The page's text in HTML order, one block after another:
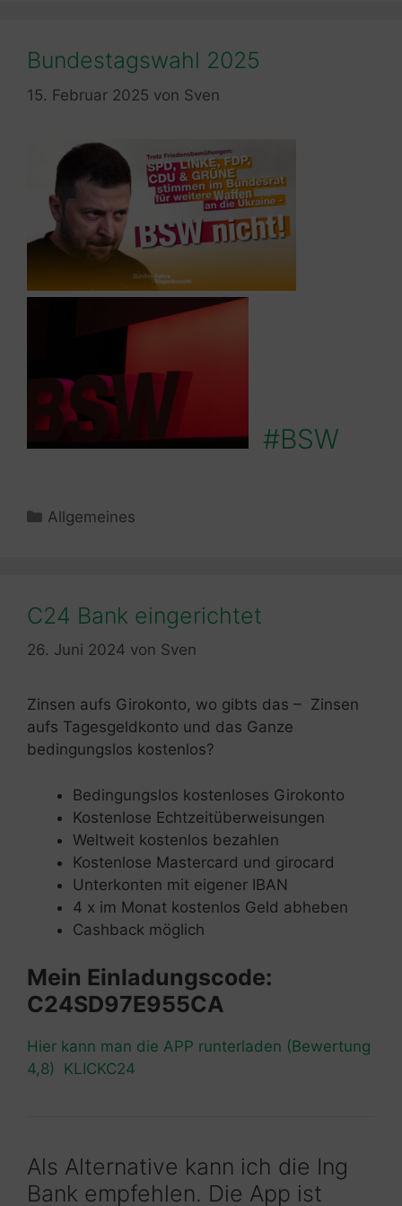
Bundestagswahl 2025
15. Februar 2025 von Sven
#BSW
Kategorien
Allgemeines
C24 Bank eingerichtet
26. Juni 2024 von Sven
Zinsen aufs Girokonto, wo gibts das – Zinsen
aufs Tagesgeldkonto und das Ganze
bedingungslos kostenlos?
Bedingungslos kostenloses Girokonto
Kostenlose Echtzeitüberweisungen
Weltweit kostenlos bezahlen
Kostenlose Mastercard und girocard
Unterkonten mit eigener IBAN
4 x im Monat kostenlos Geld abheben
Cashback möglich
Mein Einladungscode:
C24SD97E955CA
Hier kann man die APP runterladen (Bewertung
4,8) KLICKC24
Als Alternative kann ich die Ing
Bank empfehlen. Die App ist